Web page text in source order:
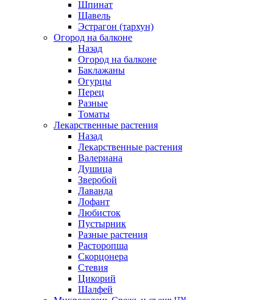
Шпинат
Щавель
Эстрагон (тархун)
Огород на балконе
Назад
Огород на балконе
Баклажаны
Огурцы
Перец
Разные
Томаты
Лекарственные растения
Назад
Лекарственные растения
Валериана
Душица
Зверобой
Лаванда
Лофант
Любисток
Пустырник
Разные растения
Расторопша
Скорцонера
Стевия
Цикорий
Шалфей